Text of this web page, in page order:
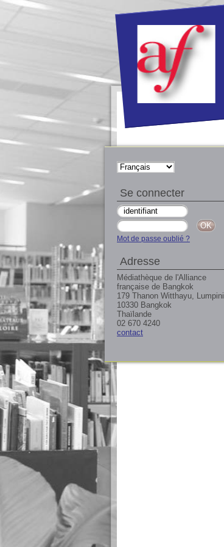
Se connecter
Mot de passe oublié ?
Adresse
Médiathèque de l'Alliance
française de Bangkok
179 Thanon Witthayu, Lumpini
10330 Bangkok
Thaïlande
02 670 4240
contact